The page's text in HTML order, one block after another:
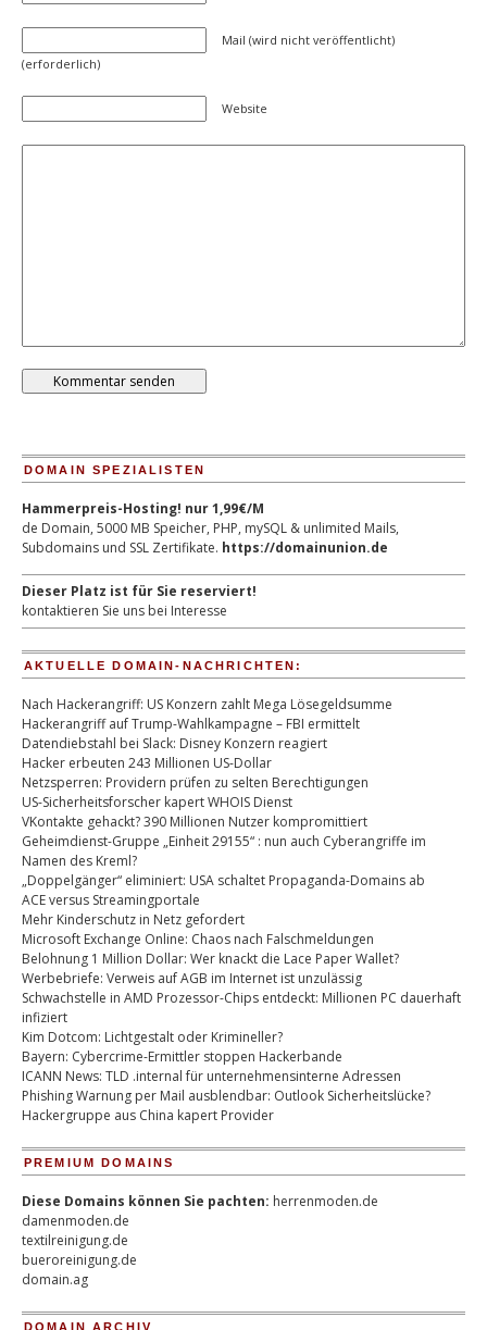
Mail (wird nicht veröffentlicht)
(erforderlich)
Website
DOMAIN SPEZIALISTEN
Hammerpreis-Hosting! nur 1,99€/M
de Domain, 5000 MB Speicher, PHP, mySQL & unlimited Mails,
Subdomains und SSL Zertifikate. https://domainunion.de
Dieser Platz ist für Sie reserviert!
kontaktieren Sie uns bei Interesse
AKTUELLE DOMAIN-NACHRICHTEN:
Nach Hackerangriff: US Konzern zahlt Mega Lösegeldsumme
Hackerangriff auf Trump-Wahlkampagne – FBI ermittelt
Datendiebstahl bei Slack: Disney Konzern reagiert
Hacker erbeuten 243 Millionen US-Dollar
Netzsperren: Providern prüfen zu selten Berechtigungen
US-Sicherheitsforscher kapert WHOIS Dienst
VKontakte gehackt? 390 Millionen Nutzer kompromittiert
Geheimdienst-Gruppe „Einheit 29155“ : nun auch Cyberangriffe im
Namen des Kreml?
„Doppelgänger“ eliminiert: USA schaltet Propaganda-Domains ab
ACE versus Streamingportale
Mehr Kinderschutz in Netz gefordert
Microsoft Exchange Online: Chaos nach Falschmeldungen
Belohnung 1 Million Dollar: Wer knackt die Lace Paper Wallet?
Werbebriefe: Verweis auf AGB im Internet ist unzulässig
Schwachstelle in AMD Prozessor-Chips entdeckt: Millionen PC dauerhaft
infiziert
Kim Dotcom: Lichtgestalt oder Krimineller?
Bayern: Cybercrime-Ermittler stoppen Hackerbande
ICANN News: TLD .internal für unternehmensinterne Adressen
Phishing Warnung per Mail ausblendbar: Outlook Sicherheitslücke?
Hackergruppe aus China kapert Provider
PREMIUM DOMAINS
Diese Domains können Sie pachten: herrenmoden.de
damenmoden.de
textilreinigung.de
bueroreinigung.de
domain.ag
DOMAIN ARCHIV